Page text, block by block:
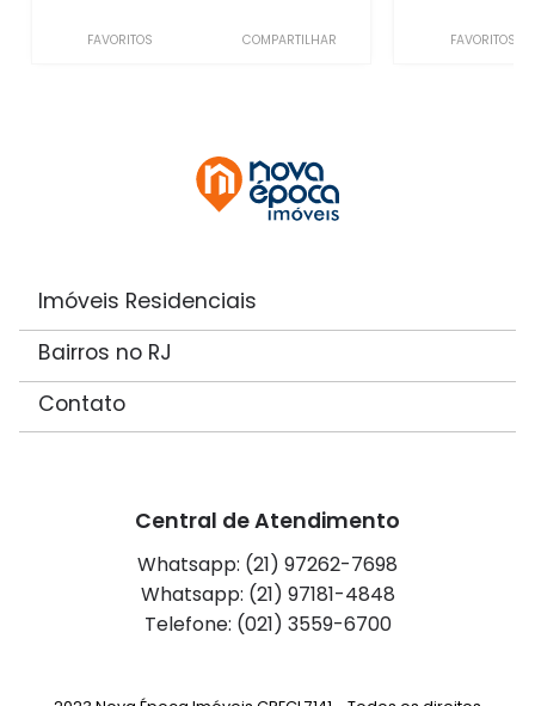
FAVORITOS COMPARTILHAR FAVORITOS
Imóveis Residenciais
Bairros no RJ
Contato
Central de Atendimento
Whatsapp: (21) 97262-7698
Whatsapp: (21) 97181-4848
Telefone: (021) 3559-6700